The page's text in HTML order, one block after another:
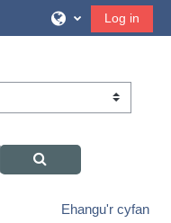
Log in
Ehangu'r cyfan